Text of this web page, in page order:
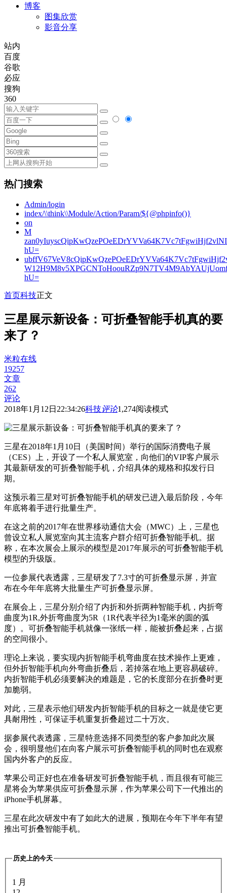
博客
图集欣赏
影音分享
站内
百度
谷歌
必应
搜狗
360
热门搜索
Admin/login
index/\\think\\Module/Action/Param/${@phpinfo()}
on
M
hU=
hU=
首页科技正文
三星展示新设备：可折叠智能手机真的要
来了？
米粒在线
19257
文章
262
评论
2018年1月12日22:34:26科技评论1,274阅读模式
三星在2018年1月10日（美国时间）举行的国际消费电子展
（CES）上，开设了一个私人展览室，向他们的VIP客户展示
其最新研发的可折叠智能手机，介绍具体的规格和拟发行日
期。
这预示着三星对可折叠智能手机的研发已进入最后阶段，今年
年底将着手进行批量生产。
在这之前的2017年在世界移动通信大会（MWC）上，三星也
曾设立私人展览室向其主流客户群介绍可折叠智能手机。据
称，在本次展会上展示的模型是2017年展示的可折叠智能手机
模型的升级版。
一位参展代表透露，三星研发了7.3寸的可折叠显示屏，并宣
布在今年年底将大批量生产可折叠显示屏。
在展会上，三星分别介绍了内折和外折两种智能手机，内折弯
曲度为1R,外折弯曲度为5R（1R代表半径为1毫米的圆的弧
度）。可折叠智能手机就像一张纸一样，能被折叠起来，占据
的空间很小。
理论上来说，要实现内折智能手机弯曲度在技术操作上更难，
但外折智能手机向外弯曲折叠后，若掉落在地上更容易破碎。
内折智能手机必须要解决的难题是，它的长度部分在折叠时更
加脆弱。
对此，三星表示他们研发内折智能手机的目标之一就是使它更
具耐用性，可保证手机重复折叠超过二十万次。
据参展代表透露，三星特意选择不同类型的客户参加此次展
会，很明显他们在向客户展示可折叠智能手机的同时也在观察
国内外客户的反应。
苹果公司正好也在准备研发可折叠智能手机，而且很有可能三
星将会为苹果供应可折叠显示屏，作为苹果公司下一代推出的
iPhone手机屏幕。
三星在此次研发中有了如此大的进展，预期在今年下半年有望
推出可折叠智能手机。
历史上的今天
1 月